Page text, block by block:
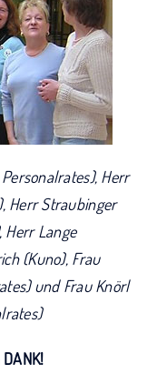
Herr
Herr Straubinger
Herr Lange
(Kuno), Frau
und Frau Knörl